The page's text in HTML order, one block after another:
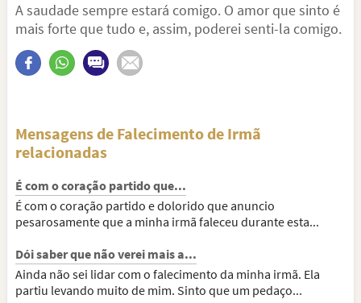
A saudade sempre estará comigo. O amor que sinto é
mais forte que tudo e, assim, poderei senti-la comigo.
Mensagens de Falecimento de Irmã
relacionadas
É com o coração partido que...
É com o coração partido e dolorido que anuncio
pesarosamente que a minha irmã faleceu durante esta...
Dói saber que não verei mais a...
Ainda não sei lidar com o falecimento da minha irmã. Ela
partiu levando muito de mim. Sinto que um pedaço...